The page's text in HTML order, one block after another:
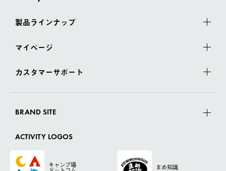
製品ラインナップ
マイページ
カスタマーサポート
BRAND SITE
ACTIVITY LOGOS
キャンプ場 まめ知識